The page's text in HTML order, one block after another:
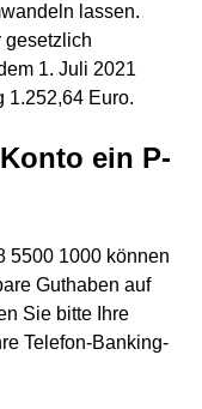
lassen.
gesetzlich
1. Juli 2021
1.252,64 Euro.
ein P-
5500 1000 können
Guthaben auf
Sie bitte Ihre
Telefon-Banking-